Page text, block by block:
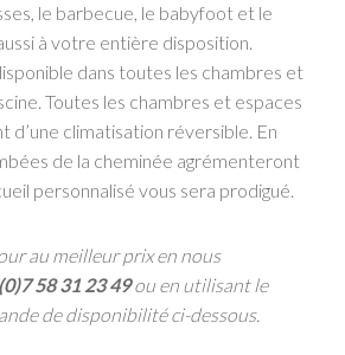
le barbecue, le babyfoot et le
à votre entière disposition.
dans toutes les chambres et
Toutes les chambres et espaces
d’une climatisation réversible. En
de la cheminée agrémenteront
personnalisé vous sera prodigué.
au meilleur prix en nous
58 31 23 49ou en utilisant le
de disponibilité ci-dessous.